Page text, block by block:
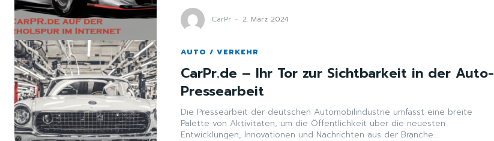
CarPr - 2. März 2024
AUTO / VERKEHR
CarPr.de – Ihr Tor zur Sichtbarkeit in der Auto-
Pressearbeit
Die Pressearbeit der deutschen Automobilindustrie umfasst eine breite
Palette von Aktivitäten, um die Öffentlichkeit über die neuesten
Entwicklungen, Innovationen und Nachrichten aus der Branche...